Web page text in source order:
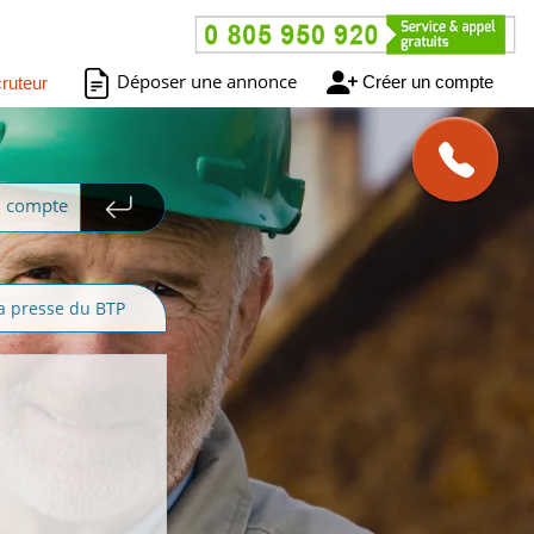
Déposer une annonce Créer un compte
compte
presse du BTP